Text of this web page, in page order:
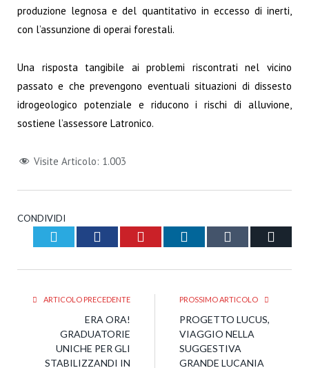
produzione legnosa e del quantitativo in eccesso di inerti,
con l’assunzione di operai forestali.
Una risposta tangibile ai problemi riscontrati nel vicino
passato e che prevengono eventuali situazioni di dissesto
idrogeologico potenziale e riducono i rischi di alluvione,
sostiene l’assessore Latronico.
Visite Articolo: 1.003
CONDIVIDI
Twitter Facebook Pinterest LinkedIn Tumblr
ARTICOLO PRECEDENTE
ERA ORA!
GRADUATORIE
UNICHE PER GLI
STABILIZZANDI IN
PROSSIMO ARTICOLO
PROGETTO LUCUS,
VIAGGIO NELLA
SUGGESTIVA
GRANDE LUCANIA